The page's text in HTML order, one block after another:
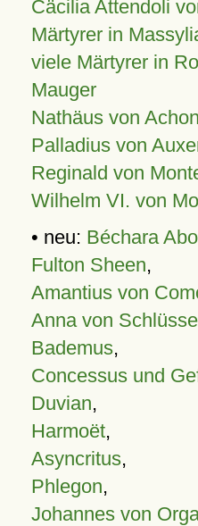
Cäcilia Attendoli
Märtyrer in
viele Märtyrer in
Mauger
Nathäus von
Palladius von
Reginald von
Wilhelm VI. von
• neu: Béchara
Fulton Sheen,
Amantius von
Anna von
Bademus,
Concessus und
Duvian,
Harmoët,
Asyncritus,
Phlegon,
Johannes von